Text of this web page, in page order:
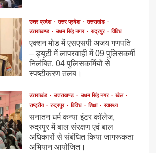
उत्तर प्रदेश उत्तर प्रदेश
उत्तराखंड
उत्तराखण्ड
उधम सिंह नगर रुद्रपुर विविध
एक्शन मोड में एसएसपी अजय गणपति
– ड्यूटी में लापरवाही में 09 पुलिसकर्मी
निलंबित, 04 पुलिसकर्मियों से
स्पष्टीकरण तलब।
उत्तराखंड उत्तराखण्ड उधम सिंह नगर
खेल
राष्ट्रीय
रुद्रपुर विविध शिक्षा स्वास्थ्य
सनातन धर्म कन्या इंटर कॉलेज,
रुद्रपुर में बाल संरक्षण एवं बाल
अधिकारों से संबंधित किया जागरूकता
अभियान आयोजित।